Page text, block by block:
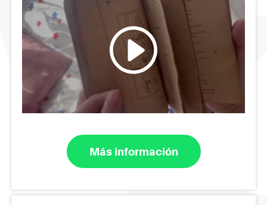
Más información